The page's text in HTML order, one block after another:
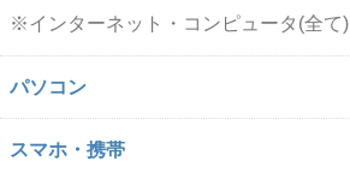
※インターネット・コンピュータ(全て)
パソコン
スマホ・携帯